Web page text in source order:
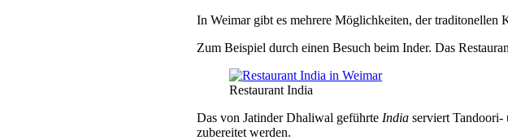
In Weimar gibt es mehrere Möglichkeiten, der traditonellen
Zum Beispiel durch einen Besuch beim Inder. Das
Restaurant India
Das von Jatinder Dhaliwal geführte India serviert Tandoori-
zubereitet werden.